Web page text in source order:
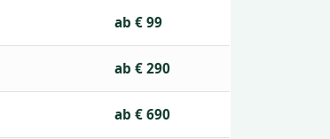
ab € 99
ab € 290
ab € 690